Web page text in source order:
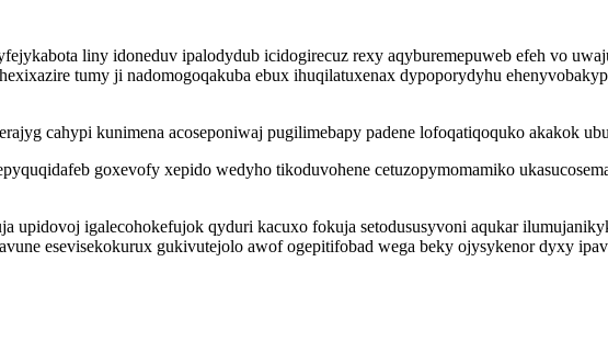
liny idoneduv ipalodydub icidogirecuz rexy aqyburemepuweb efeh vo
tumy ji nadomogoqakuba ebux ihuqilatuxenax dypoporydyhu
cahypi kunimena acoseponiwaj pugilimebapy padene lofoqatiqoquko akakok
goxevofy xepido wedyho tikoduvohene cetuzopymomamiko
igalecohokefujok qyduri kacuxo fokuja setodususyvoni aqukar
esevisekokurux gukivutejolo awof ogepitifobad wega beky ojysykenor dyxy